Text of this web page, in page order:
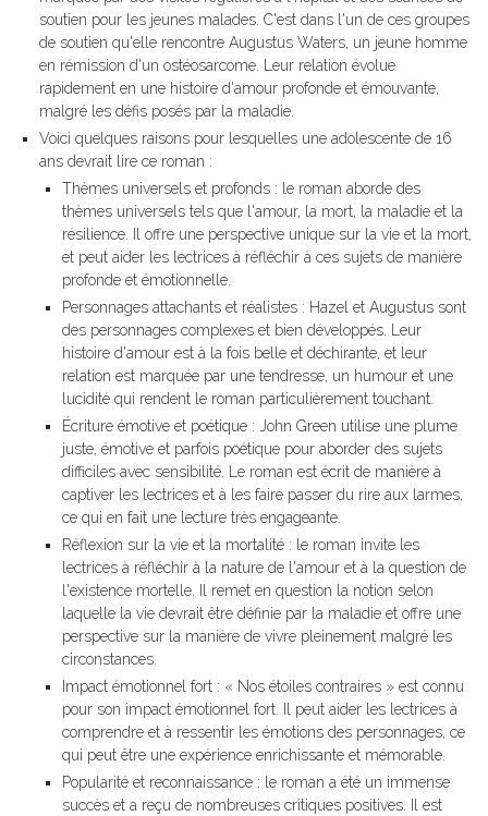
soutien pour les jeunes malades. C'est dans l'un de ces groupes
de soutien qu'elle rencontre Augustus Waters, un jeune homme
en rémission d'un ostéosarcome. Leur relation évolue
rapidement en une histoire d'amour profonde et émouvante,
malgré les défis posés par la maladie.
Voici quelques raisons pour lesquelles une adolescente de 16
ans devrait lire ce roman :
Thèmes universels et profonds : le roman aborde des
thèmes universels tels que l'amour, la mort, la maladie et la
résilience. Il offre une perspective unique sur la vie et la mort,
et peut aider les lectrices à réfléchir à ces sujets de manière
profonde et émotionnelle.
Personnages attachants et réalistes : Hazel et Augustus sont
des personnages complexes et bien développés. Leur
histoire d'amour est à la fois belle et déchirante, et leur
relation est marquée par une tendresse, un humour et une
lucidité qui rendent le roman particulièrement touchant.
Écriture émotive et poétique : John Green utilise une plume
juste, émotive et parfois poétique pour aborder des sujets
difficiles avec sensibilité. Le roman est écrit de manière à
captiver les lectrices et à les faire passer du rire aux larmes,
ce qui en fait une lecture très engageante.
Réflexion sur la vie et la mortalité : le roman invite les
lectrices à réfléchir à la nature de l'amour et à la question de
l'existence mortelle. Il remet en question la notion selon
laquelle la vie devrait être définie par la maladie et offre une
perspective sur la manière de vivre pleinement malgré les
circonstances.
Impact émotionnel fort : « Nos étoiles contraires » est connu
pour son impact émotionnel fort. Il peut aider les lectrices à
comprendre et à ressentir les émotions des personnages, ce
qui peut être une expérience enrichissante et mémorable.
Popularité et reconnaissance : le roman a été un immense
succès et a reçu de nombreuses critiques positives. Il est